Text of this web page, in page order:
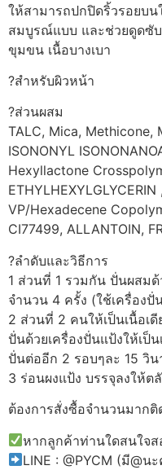
ให้สามารถปกปิดริ้วรอยบ
สมบูรณ์แบบ และช่วยดูดซั
ขุมขน เนื้อบางเบา
?สำหรับผิวหน้า
?ส่วนผสม
TALC, Mica, Methicone,
ISONONYL
Hexyllactone
VP/Hexadecene
CI77499, ALLANTOIN,
?ลำดับและวิธีการ
1 ส่วนที่ 1 รวมกัน ปั่นผสมด้
จำนวน 4 ครั้ง (ใช้เครื่องปั่
2 ส่วนที่ 2 คนให้เป็นเนื้อเ
ปั่นด้วยเครื่องปั่นแป้งให้เป็
ปั่นต่ออีก 2 รอบๆละ 15 วิน
3 ร่อนผงแป้ง บรรจุลงให้ต
ต้องการสั่งซื้อจำนวนมากติ
หากลูกค้าท่านใดสนใจ
LINE : @PYCM (มี@น